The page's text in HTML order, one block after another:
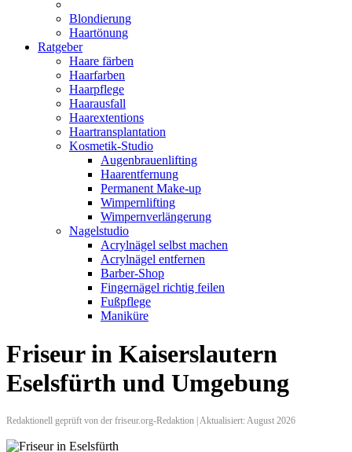
Blondierung
Haartönung
Ratgeber
Haare färben
Haarfarben
Haarpflege
Haarausfall
Haarextentions
Haartransplantation
Kosmetik-Studio
Augenbrauenlifting
Haarentfernung
Permanent Make-up
Wimpernlifting
Wimpernverlängerung
Nagelstudio
Acrylnägel selbst machen
Acrylnägel entfernen
Barber-Shop
Fingernägel richtig feilen
Fußpflege
Maniküre
Friseur in Kaiserslautern
Eselsfürth und Umgebung
Redaktionell geprüft von der friseur.org-Redaktion | Aktualisiert: August 2026